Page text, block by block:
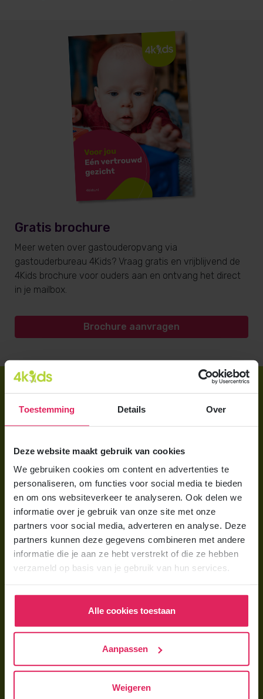
Toestemming Details Over
Deze website maakt gebruik van cookies
We gebruiken cookies om content en advertenties te
personaliseren, om functies voor social media te bieden
en om ons websiteverkeer te analyseren. Ook delen we
informatie over je gebruik van onze site met onze
partners voor social media, adverteren en analyse. Deze
partners kunnen deze gegevens combineren met andere
informatie die je aan ze hebt verstrekt of die ze hebben
verzameld op basis van je gebruik van hun services.
Alle cookies toestaan
Aanpassen
Weigeren
Gratis brochure
Meer weten over gastouderopvang via
gastouderbureau 4Kids? Vraag gratis en vrijblijvend de
4Kids brochure voor ouders aan en ontvang het direct
in je mailbox.
Brochure aanvragen
Aanmelden bij 4Kids
Berekening maken
Voor ouders
Wat is gastouderopvang?
Wat kost een gastouder?
Hoe vind ik een gastouder?
Gastouder worden bij 4Kids
Hoe vind ik gastkinderen?
Trainingen & cursussen